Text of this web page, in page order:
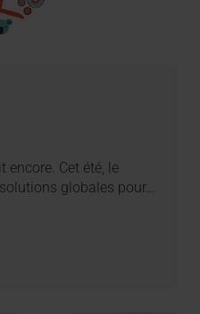
encore. Cet été, le
globales pour…